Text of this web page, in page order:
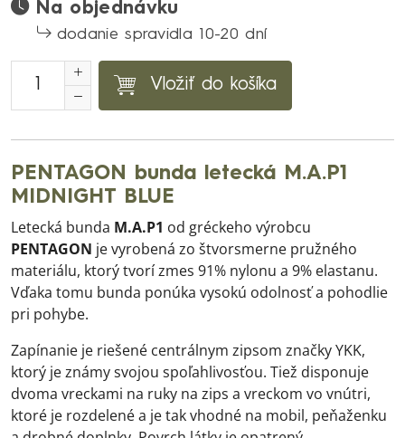
Na objednávku
dodanie spravidla 10-20 dní
Vložiť do košíka
PENTAGON bunda letecká M.A.P1
MIDNIGHT BLUE
Letecká bunda M.A.P1 od gréckeho výrobcu
PENTAGON je vyrobená zo štvorsmerne pružného
materiálu, ktorý tvorí zmes 91% nylonu a 9% elastanu.
Vďaka tomu bunda ponúka vysokú odolnosť a pohodlie
pri pohybe.
Zapínanie je riešené centrálnym zipsom značky YKK,
ktorý je známy svojou spoľahlivosťou. Tiež disponuje
dvoma vreckami na ruky na zips a vreckom vo vnútri,
ktoré je rozdelené a je tak vhodné na mobil, peňaženku